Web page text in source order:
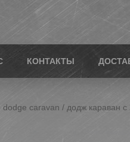
КОНТАКТЫ
caravan / додж караван с